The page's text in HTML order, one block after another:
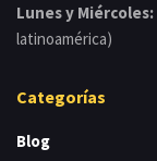
Lunes y Miércoles:
latinoamérica)
Categorías
Blog